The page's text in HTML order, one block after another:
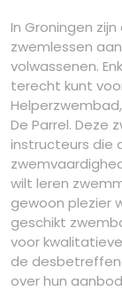
In Groningen
zwemlessen
volwassenen.
terecht kunt
De Parrel. Deze
instructeurs die
wilt leren
gewoon plezier
geschikt
voor
de
over hun